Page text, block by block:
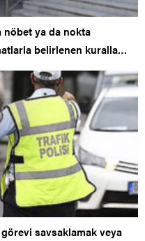
nöbet ya da nokta
belirlenen kurallara
savsaklamak veya